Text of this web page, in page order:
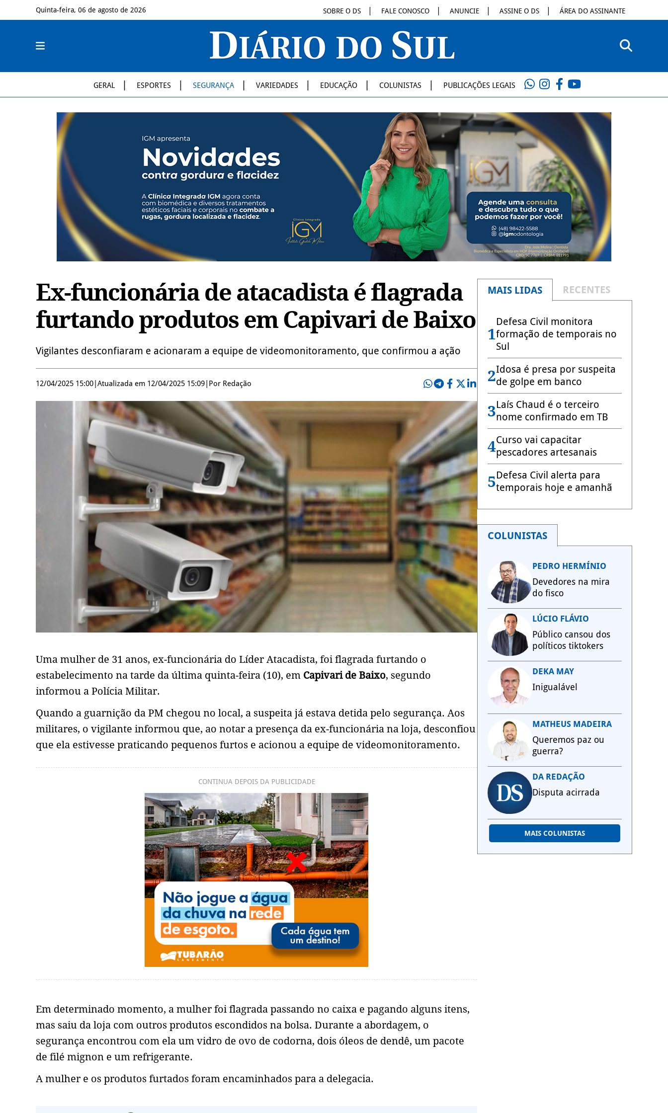
Quinta-feira, 06 de agosto de 2026 SOBRE O DS FALE CONOSCO ANUNCIE ASSINE O DS ÁREA DO ASSINANTE
GERAL ESPORTES SEGURANÇA VARIEDADES EDUCAÇÃO COLUNISTAS PUBLICAÇÕES LEGAIS
Ex-funcionária de atacadista é flagrada
furtando produtos em Capivari de Baixo
Vigilantes desconfiaram e acionaram a equipe de videomonitoramento, que confirmou a ação
12/04/2025 15:00 Atualizada em 12/04/2025 15:09 Por Redação
Uma mulher de 31 anos, ex-funcionária do Líder Atacadista, foi flagrada furtando o
estabelecimento na tarde da última quinta-feira (10), em Capivari de Baixo, segundo
informou a Polícia Militar.
Quando a guarnição da PM chegou no local, a suspeita já estava detida pelo segurança. Aos
militares, o vigilante informou que, ao notar a presença da ex-funcionária na loja, desconfiou
que ela estivesse praticando pequenos furtos e acionou a equipe de videomonitoramento.
CONTINUA DEPOIS DA PUBLICIDADE
Em determinado momento, a mulher foi flagrada passando no caixa e pagando alguns itens,
mas saiu da loja com outros produtos escondidos na bolsa. Durante a abordagem, o
segurança encontrou com ela um vidro de ovo de codorna, dois óleos de dendê, um pacote
de filé mignon e um refrigerante.
A mulher e os produtos furtados foram encaminhados para a delegacia.
MAIS LIDAS RECENTES
1
Defesa Civil monitora
formação de temporais no
Sul
2Idosa é presa por suspeita
de golpe em banco
3Laís Chaud é o terceiro
nome confirmado em TB
4Curso vai capacitar
pescadores artesanais
5Defesa Civil alerta para
temporais hoje e amanhã
COLUNISTAS
PEDRO HERMÍNIO
Devedores na mira
do fisco
LÚCIO FLÁVIO
Público cansou dos
políticos tiktokers
DEKA MAY
Inigualável
MATHEUS MADEIRA
Queremos paz ou
guerra?
DA REDAÇÃO
Disputa acirrada
MAIS COLUNISTAS